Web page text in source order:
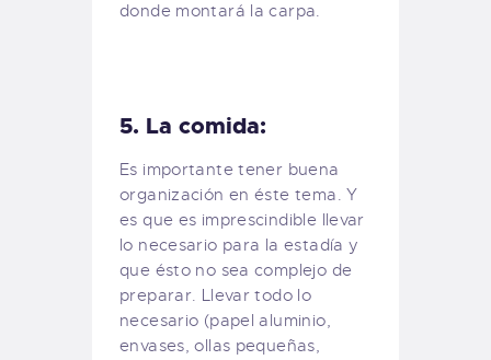
donde montará la carpa.
5. La comida:
Es importante tener buena
organización en éste tema. Y
es que es imprescindible llevar
lo necesario para la estadía y
que ésto no sea complejo de
preparar. Llevar todo lo
necesario (papel aluminio,
envases, ollas pequeñas,